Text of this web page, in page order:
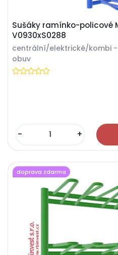
Sušáky ramínko-policové
V0930xS0288
centrální/elektrické/kombi
obuv
- +
doprava zdarma